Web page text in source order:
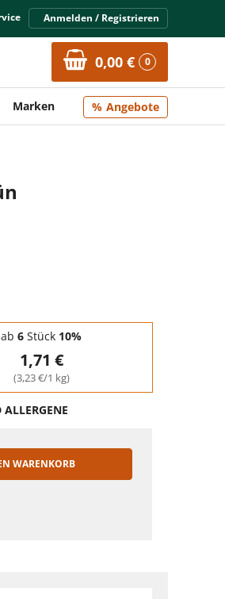
Anmelden / Registrieren
0,00 € 0
Marken Angebote
ab 6 Stück 10%
1,71 €
(3,23 €/1 kg)
WARENKORB